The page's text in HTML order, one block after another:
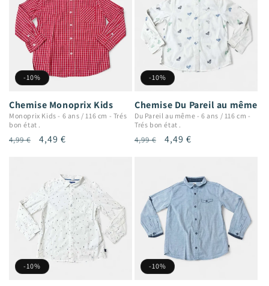
-10%
Chemise Monoprix Kids
Monoprix Kids - 6 ans / 116 cm - Trés
bon état .
Prix
4,99 €
Prix
4,49 €
-10%
Chemise Du Pareil au même
Du Pareil au même -6 ans / 116 cm -
Trés bon état .
Prix
4,99 €
Prix
4,49 €
-10% -10%